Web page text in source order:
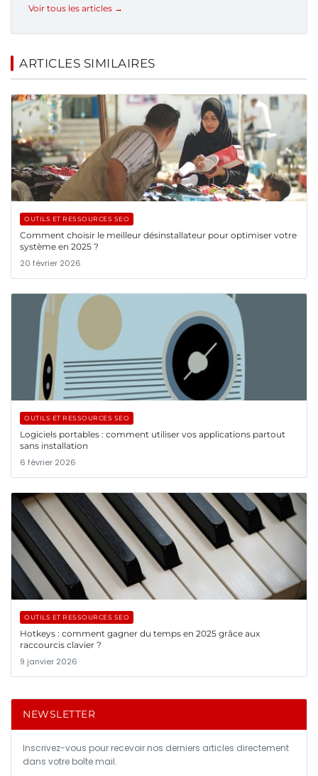
Voir tous les articles →
ARTICLES SIMILAIRES
OUTILS ET RESSOURCES SEO
Comment choisir le meilleur désinstallateur pour optimiser votre
système en 2025 ?
20 février 2026
OUTILS ET RESSOURCES SEO
Logiciels portables : comment utiliser vos applications partout
sans installation
6 février 2026
OUTILS ET RESSOURCES SEO
Hotkeys : comment gagner du temps en 2025 grâce aux
raccourcis clavier ?
9 janvier 2026
NEWSLETTER
Inscrivez-vous pour recevoir nos derniers articles directement
dans votre boîte mail.